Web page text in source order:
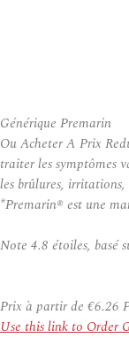
Générique Premarin
Ou Acheter A Prix
traiter les symptômes
les brûlures,
*Premarin® est une
Note 4.8 étoiles, basé
Prix à partir de €6.26
Use this link to Order